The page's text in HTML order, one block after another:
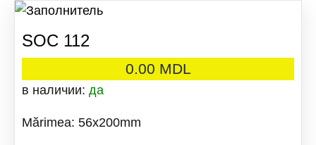
SOC 112
0.00 MDL
в наличии: да
Mărimea: 56x200mm